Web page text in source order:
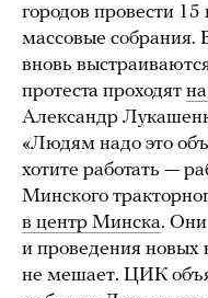
городов провести
массовые собрания.
вновь
протеста проходят
Александр
«Людям надо это
хотите работать —
Минского
в центр Минска. Они
и проведения
не мешает. ЦИК